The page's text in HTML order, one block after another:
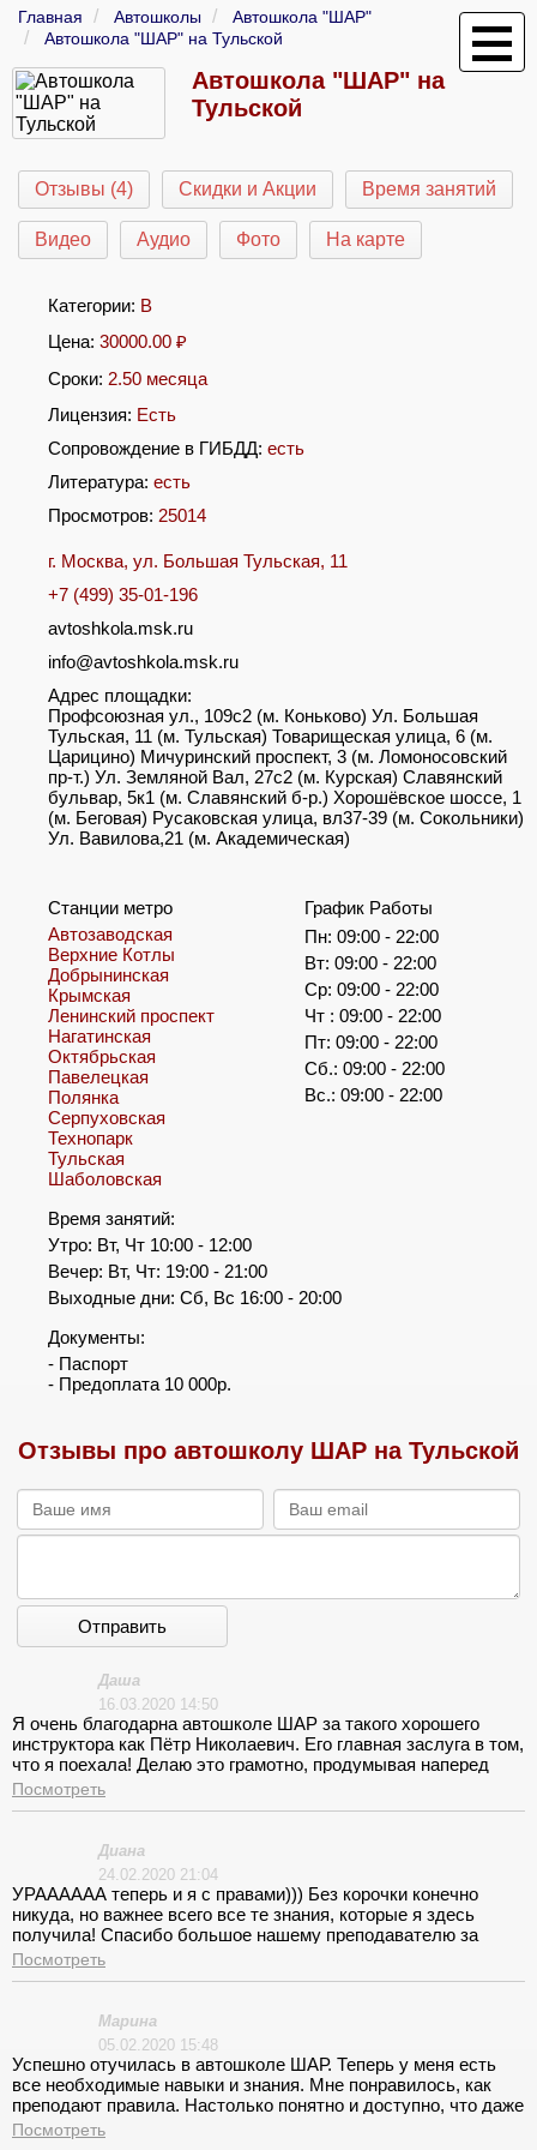
Главная Автошколы
Автошкола "ШАР"
Автошкола "ШАР" на Тульской
Автошкола "ШАР" на
Тульской
Отзывы (4) Скидки и Акции Время занятий
Видео Аудио Фото На карте
Категории: B
Цена: 30000.00 ₽
Сроки: 2.50 месяца
Лицензия: Есть
Сопровождение в ГИБДД: есть
Литература: есть
Просмотров: 25014
г. Москва, ул. Большая Тульская, 11
+7 (499) 35-01-196
avtoshkola.msk.ru
info@avtoshkola.msk.ru
Адрес площадки:
Профсоюзная ул., 109с2 (м. Коньково) Ул. Большая
Тульская, 11 (м. Тульская) Товарищеская улица, 6 (м.
Царицино) Мичуринский проспект, 3 (м. Ломоносовский
пр-т.) Ул. Земляной Вал, 27с2 (м. Курская) Славянский
бульвар, 5к1 (м. Славянский б-р.) Хорошёвское шоссе, 1
(м. Беговая) Русаковская улица, вл37-39 (м. Сокольники)
Ул. Вавилова,21 (м. Академическая)
Станции метро
Автозаводская
Верхние Котлы
Добрынинская
Крымская
Ленинский проспект
Нагатинская
Октябрьская
Павелецкая
Полянка
Серпуховская
Технопарк
Тульская
Шаболовская
График Работы
Пн: 09:00 - 22:00
Вт: 09:00 - 22:00
Ср: 09:00 - 22:00
Чт : 09:00 - 22:00
Пт: 09:00 - 22:00
Сб.: 09:00 - 22:00
Вс.: 09:00 - 22:00
Время занятий:
Утро: Вт, Чт 10:00 - 12:00
Вечер: Вт, Чт: 19:00 - 21:00
Выходные дни: Сб, Вс 16:00 - 20:00
Документы:
- Паспорт
- Предоплата 10 000р.
Отзывы про автошколу ШАР на Тульской
Отправить
Даша
16.03.2020 14:50
Я очень благодарна автошколе ШАР за такого хорошего
инструктора как Пётр Николаевич. Его главная заслуга в том,
что я поехала! Делаю это грамотно, продумывая наперед
свои действия и других участников дорожного движения.
Особенно тяжело мне даются пешеходы, боюсь их ужас)) Я
интересные, пдд разбирали досконально, с примерами,
учебными видео и даже успели подготовиться к экзаменам.
После такой подготовки, экзамены оказались несложными))
Посмотреть
Диана
24.02.2020 21:04
УРАААААА теперь и я с правами))) Без корочки конечно
никуда, но важнее всего все те знания, которые я здесь
получила! Спасибо большое нашему преподавателю за
Вадиму Валерьевичу за потрясающе информативные и
совершенно нескучные лекции. Огромное спасибо моему
настроить своего ученика на успех)) Страха и неуверенности
как не бывало. Вождений было много не только на площадке,
но и в городе, поэтому мне сейчас я уверенно могу вести
авто. Очень благодарна автошколе ШАР.
Посмотреть
Марина
05.02.2020 15:48
Успешно отучилась в автошколе ШАР. Теперь у меня есть
все необходимые навыки и знания. Мне понравилось, как
преподают правила. Настолько понятно и доступно, что даже
к зубрёжке не пришлось прибегать)) На вождение меня
направили к Николаю Васильевичу. Большое ему спасибо за
Посмотреть